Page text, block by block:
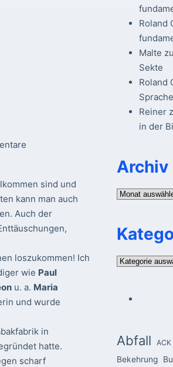
sind und
kann man auch
Auch der
loszukommen! Ich
wie Paul
u. a. Maria
und wurde
in
hatte.
scharf
Roland
Malte zu
Sekte
Roland
Reiner
in der
Archiv
Archiv
Kategorien
Abfall ACK
Bekehrung